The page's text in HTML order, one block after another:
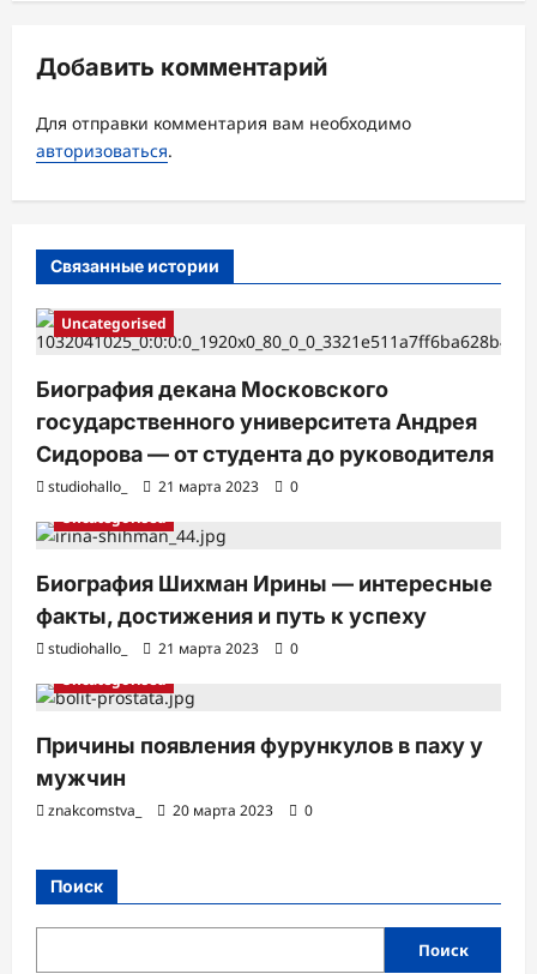
я
з
а
и
Добавить комментарий
Для отправки комментария вам необходимо
авторизоваться.
Связанные истории
Uncategorised
Биография декана Московского
государственного университета Андрея
Сидорова — от студента до руководителя
studiohallo_ 21 марта 2023
0
Uncategorised
Биография Шихман Ирины — интересные
факты, достижения и путь к успеху
studiohallo_ 21 марта 2023
0
Uncategorised
Причины появления фурункулов в паху у
мужчин
znakcomstva_ 20 марта 2023 0
Поиск
Поиск